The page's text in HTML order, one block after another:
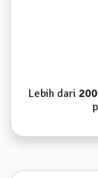
Lebih dari